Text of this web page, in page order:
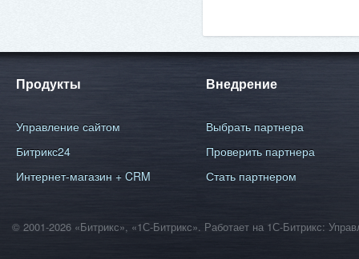
Продукты
Управление сайтом
Битрикс24
Интернет-магазин + CRM
Внедрение
Выбрать партнера
Проверить партнера
Стать партнером
© 2001-2026 «Битрикс», «1С-Битрикс». Работает на 1С-Битрикс: